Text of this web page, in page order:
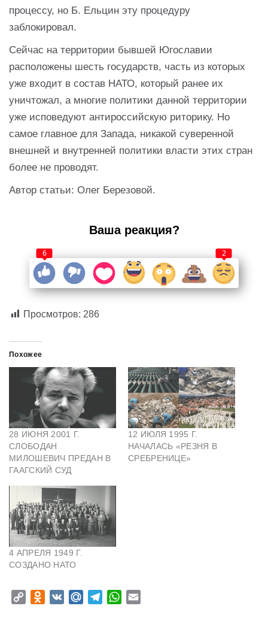
процессу, но Б. Ельцин эту процедуру
заблокировал.
Сейчас на территории бывшей Югославии
расположены шесть государств, часть из которых
уже входит в состав НАТО, который ранее их
уничтожал, а многие политики данной территории
уже исповедуют антироссийскую риторику. Но
самое главное для Запада, никакой суверенной
внешней и внутренней политики власти этих стран
более не проводят.
Автор статьи: Олег Березовой.
Ваша реакция?
6 2
Просмотров: 286
Похожее
28 ИЮНЯ 2001 Г.
СЛОБОДАН
МИЛОШЕВИЧ ПРЕДАН В
ГААГСКИЙ СУД
12 ИЮЛЯ 1995 Г.
НАЧАЛАСЬ «РЕЗНЯ В
СРЕБРЕНИЦЕ»
4 АПРЕЛЯ 1949 Г.
СОЗДАНО НАТО
M
W